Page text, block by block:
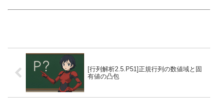
[行列解析2.5.P51]正規行列の数値域と固
有値の凸包